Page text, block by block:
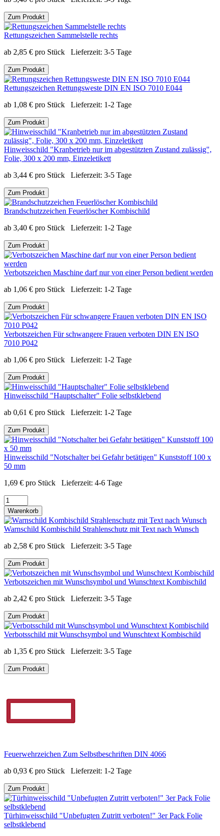
Zum Produkt
Rettungszeichen Sammelstelle rechts
ab 2,85 € pro Stück Lieferzeit: 3-5 Tage
Zum Produkt
Rettungszeichen Rettungsweste DIN EN ISO 7010 E044
ab 1,08 € pro Stück Lieferzeit: 1-2 Tage
Zum Produkt
Hinweisschild "Kranbetrieb nur im abgestützten Zustand zulässig",
Folie, 300 x 200 mm, Einzeletikett
ab 3,44 € pro Stück Lieferzeit: 3-5 Tage
Zum Produkt
Brandschutzzeichen Feuerlöscher Kombischild
ab 3,40 € pro Stück Lieferzeit: 1-2 Tage
Zum Produkt
Verbotszeichen Maschine darf nur von einer Person bedient werden
ab 1,06 € pro Stück Lieferzeit: 1-2 Tage
Zum Produkt
Verbotszeichen Für schwangere Frauen verboten DIN EN ISO
7010 P042
ab 1,06 € pro Stück Lieferzeit: 1-2 Tage
Zum Produkt
Hinweisschild "Hauptschalter" Folie selbstklebend
ab 0,61 € pro Stück Lieferzeit: 1-2 Tage
Zum Produkt
Hinweisschild "Notschalter bei Gefahr betätigen" Kunststoff 100 x
50 mm
1,69 € pro Stück Lieferzeit: 4-6 Tage
Warenkorb
Warnschild Kombischild Strahlenschutz mit Text nach Wunsch
ab 2,58 € pro Stück Lieferzeit: 3-5 Tage
Zum Produkt
Verbotszeichen mit Wunschsymbol und Wunschtext Kombischild
ab 2,42 € pro Stück Lieferzeit: 3-5 Tage
Zum Produkt
Verbotsschild mit Wunschsymbol und Wunschtext Kombischild
ab 1,35 € pro Stück Lieferzeit: 3-5 Tage
Zum Produkt
Feuerwehrzeichen Zum Selbstbeschriften DIN 4066
ab 0,93 € pro Stück Lieferzeit: 1-2 Tage
Zum Produkt
Türhinweisschild "Unbefugten Zutritt verboten!" 3er Pack Folie
selbstklebend